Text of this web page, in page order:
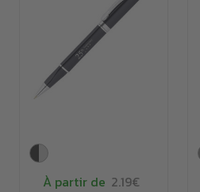
À partir de 2.19€